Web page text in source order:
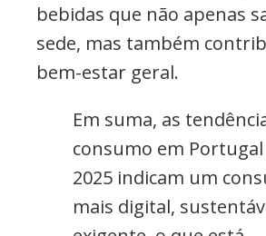
bebidas que não apenas
sede, mas também
bem-estar geral.
Em suma, as
consumo em
2025 indicam um
mais digital,